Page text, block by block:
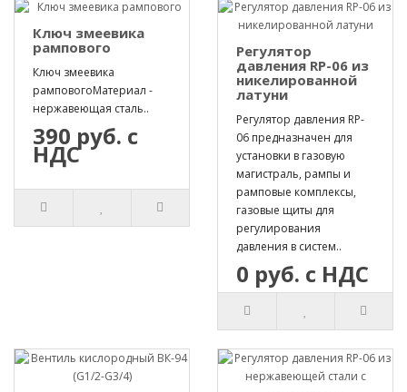
Ключ змеевика
рампового
Ключ змеевика
рамповогоМатериал -
нержавеющая сталь..
390 руб. с
НДС
Регулятор
давления RP-06 из
никелированной
латуни
Регулятор давления RP-
06 предназначен для
установки в газовую
магистраль, рампы и
рамповые комплексы,
газовые щиты для
регулирования
давления в систем..
0 руб. с НДС